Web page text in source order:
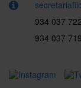
934 037 722
934 037 719